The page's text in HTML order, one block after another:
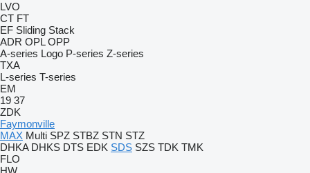
LVO
CT FT
EF Sliding Stack
ADR OPL OPP
A-series Logo P-series Z-series
TXA
L-series T-series
EM
19 37
ZDK
Faymonville
MAX Multi SPZ STBZ STN STZ
DHKA DHKS DTS EDK SDS SZS TDK TMK
FLO
HW